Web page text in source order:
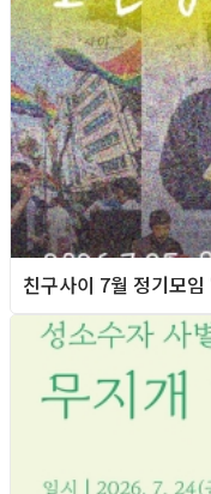
친구사이 7월 정기모